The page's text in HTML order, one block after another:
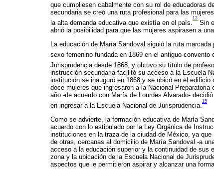
que cumpliesen cabalmente con su rol de educadoras
secundaria se creó una ruta profesional para las
la alta demanda educativa que existía en el país.
12
Sin
abrió la posibilidad para que las mujeres aspirasen a
La educación de María Sandoval siguió la ruta
sexo femenino fundada en 1869 en el antiguo convento
Jurisprudencia desde 1868, y obtuvo su título de
instrucción secundaria facilitó su acceso a la Escuela
institución se inauguró en 1868 y se ubicó en el
doce mujeres que ingresaron a la Nacional
año -de acuerdo con María de Lourdes Alvarado-
en ingresar a la Escuela Nacional de Jurisprudencia.
15
Como se advierte, la formación educativa de María
acuerdo con lo estipulado por la Ley Orgánica de
instituciones en la traza de la ciudad de México, ya
de otras, cercanas al domicilio de María Sandoval -a
acceso a la educación superior y la continuidad de sus
zona y la ubicación de la Escuela Nacional de
aspectos que le permitieron aspirar y alcanzar una